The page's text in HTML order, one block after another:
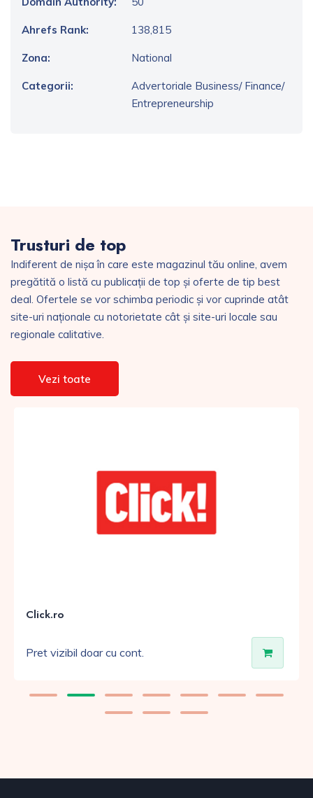
Ahrefs Rank: 138,815
Zona: National
Categorii:
Advertoriale Business/ Finance/
Entrepreneurship
Trusturi de top
Indiferent de nișa în care este magazinul tău online, avem
pregătită o listă cu publicații de top și oferte de tip best
deal. Ofertele se vor schimba periodic și vor cuprinde atât
site-uri naționale cu notorietate cât și site-uri locale sau
regionale calitative.
Vezi toate
Click.ro
Pret vizibil doar cu cont.